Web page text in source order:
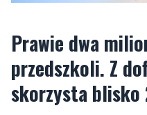
Prawie dwa
przedszkoli. Z
skorzysta blisko